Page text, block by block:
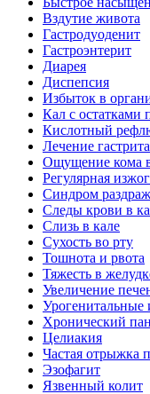
Вздутие живота
Гастродуоденит
Гастроэнтерит
Диарея
Диспепсия
Избыток в
Кал с остатками
Кислотный
Лечение гастрита
Ощущение кома
Регулярная
Синдром
Следы крови в
Слизь в кале
Сухость во рту
Тошнота и рвота
Тяжесть в
Увеличение
Урогенитальные
Хронический
Целиакия
Частая отрыжка
Эзофагит
Язвенный колит